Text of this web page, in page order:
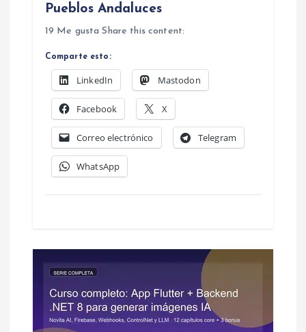
d
Pueblos Andaluces
19 Me gusta Share this content:
Comparte esto:
LinkedIn Mastodon
Facebook X
Correo electrónico Telegram
WhatsApp